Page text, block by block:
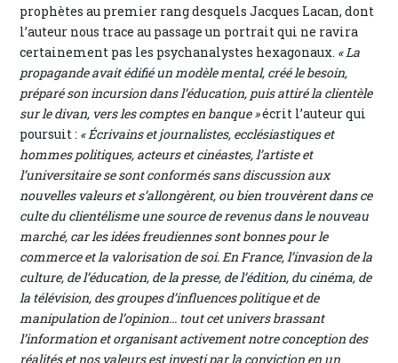
prophètes au premier rang desquels Jacques Lacan, dont
l’auteur nous trace au passage un portrait qui ne ravira
certainement pas les psychanalystes hexagonaux. « La
propagande avait édifié un modèle mental, créé le besoin,
préparé son incursion dans l’éducation, puis attiré la clientèle
sur le divan, vers les comptes en banque »écrit l’auteur qui
poursuit : « Écrivains et journalistes, ecclésiastiques et
hommes politiques, acteurs et cinéastes, l’artiste et
l’universitaire se sont conformés sans discussion aux
nouvelles valeurs et s’allongèrent, ou bien trouvèrent dans ce
culte du clientélisme une source de revenus dans le nouveau
marché, car les idées freudiennes sont bonnes pour le
commerce et la valorisation de soi. En France, l’invasion de la
culture, de l’éducation, de la presse, de l’édition, du cinéma, de
la télévision, des groupes d’influences politique et de
manipulation de l’opinion... tout cet univers brassant
l’information et organisant activement notre conception des
réalités et nos valeurs est investi par la conviction en un